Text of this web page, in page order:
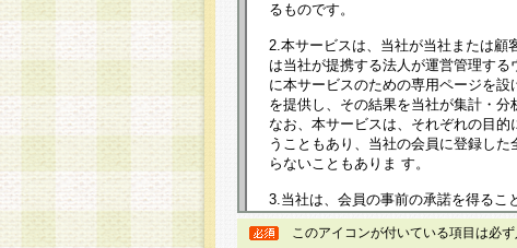
るものです。
2.本サービスは、当社が当社または顧
は当社が提携する法人が運営管理す
に本サービスのための専用ページを
を提供し、その結果を当社が集計・分
なお、本サービスは、それぞれの目
うこともあり、当社の会員に登録し
らないこともありま す。
3.当社は、会員の事前の承諾を得るこ
規約を任意に制定、変更または修正
は、本規約においては本サイトに掲示
このアイコンが付いている項目は必ず